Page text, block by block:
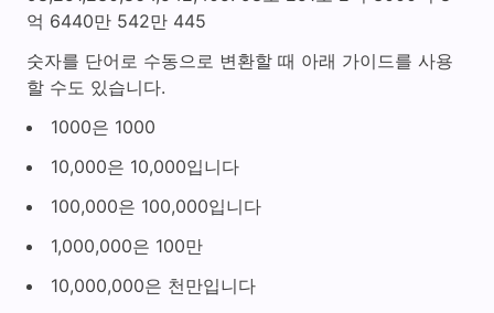
억 6440만 542만 445
숫자를 단어로 수동으로 변환할 때 아래 가이드를 사용
할 수도 있습니다.
1000은 1000
10,000은 10,000입니다
100,000은 100,000입니다
1,000,000은 100만
10,000,000은 천만입니다